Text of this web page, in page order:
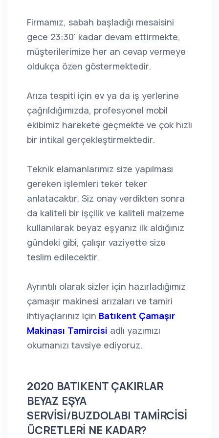
Firmamız, sabah başladığı mesaisini
gece 23:30' kadar devam ettirmekte,
müşterilerimize her an cevap vermeye
oldukça özen göstermektedir.
Arıza tespiti için ev ya da iş yerlerine
çağrıldığımızda, profesyonel mobil
ekibimiz harekete geçmekte ve çok hızlı
bir intikal gerçekleştirmektedir.
Teknik elamanlarımız size yapılması
gereken işlemleri teker teker
anlatacaktır. Siz onay verdikten sonra
da kaliteli bir işçilik ve kaliteli malzeme
kullanılarak beyaz eşyanız ilk aldığınız
gündeki gibi, çalışır vaziyette size
teslim edilecektir.
Ayrıntılı olarak sizler için hazırladığımız
çamaşır makinesi arızaları ve tamiri
ihtiyaçlarınız için Batıkent Çamaşır
Makinası Tamircisi adlı yazımızı
okumanızı tavsiye ediyoruz.
2020 BATIKENT ÇAKIRLAR
BEYAZ EŞYA
SERVİSİ/BUZDOLABI TAMİRCİSİ
ÜCRETLERİ NE KADAR?